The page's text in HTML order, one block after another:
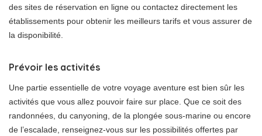
des sites de réservation en ligne ou contactez directement les
établissements pour obtenir les meilleurs tarifs et vous assurer de
la disponibilité.
Prévoir les activités
Une partie essentielle de votre voyage aventure est bien sûr les
activités que vous allez pouvoir faire sur place. Que ce soit des
randonnées, du canyoning, de la plongée sous-marine ou encore
de l’escalade, renseignez-vous sur les possibilités offertes par